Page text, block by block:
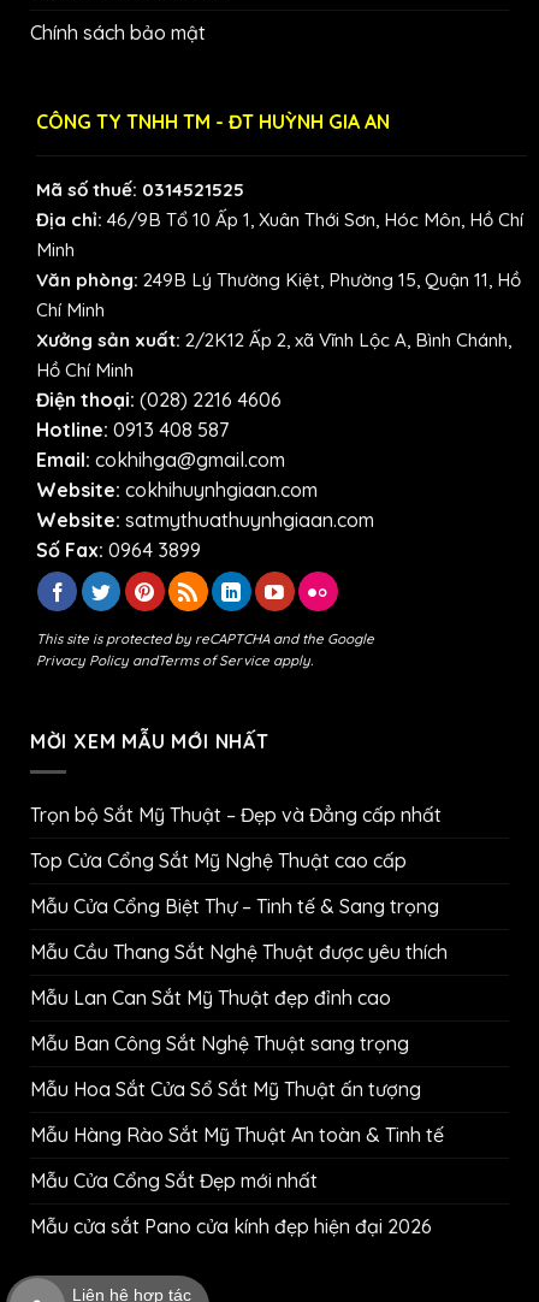
Chính sách bảo mật
CÔNG TY TNHH TM - ĐT HUỲNH GIA AN
Mã số thuế: 0314521525
Địa chỉ: 46/9B Tổ 10 Ấp 1, Xuân Thới Sơn, Hóc Môn, Hồ Chí
Minh
Văn phòng: 249B Lý Thường Kiệt, Phường 15, Quận 11, Hồ
Chí Minh
Xưởng sản xuất: 2/2K12 Ấp 2, xã Vĩnh Lộc A, Bình Chánh,
Hồ Chí Minh
Điện thoại: (028) 2216 4606
Hotline: 0913 408 587
Email: cokhihga@gmail.com
Website: cokhihuynhgiaan.com
Website: satmythuathuynhgiaan.com
Số Fax: 0964 3899
This site is protected by reCAPTCHA and the Google
Privacy PolicyandTerms of Serviceapply.
MỜI XEM MẪU MỚI NHẤT
Trọn bộ Sắt Mỹ Thuật – Đẹp và Đẳng cấp nhất
Top Cửa Cổng Sắt Mỹ Nghệ Thuật cao cấp
Mẫu Cửa Cổng Biệt Thự – Tinh tế & Sang trọng
Mẫu Cầu Thang Sắt Nghệ Thuật được yêu thích
Mẫu Lan Can Sắt Mỹ Thuật đẹp đỉnh cao
Mẫu Ban Công Sắt Nghệ Thuật sang trọng
Mẫu Hoa Sắt Cửa Sổ Sắt Mỹ Thuật ấn tượng
Mẫu Hàng Rào Sắt Mỹ Thuật An toàn & Tinh tế
Mẫu Cửa Cổng Sắt Đẹp mới nhất
Mẫu cửa sắt Pano cửa kính đẹp hiện đại 2026
Liên hệ hợp tác